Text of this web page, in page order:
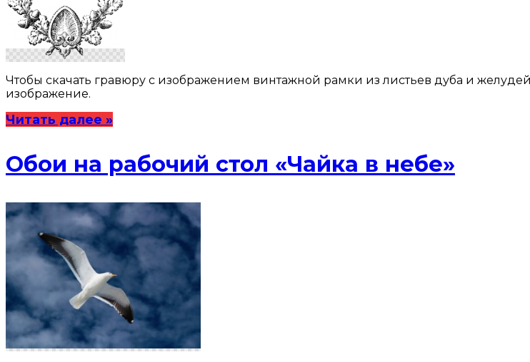
Чтобы скачать гравюру с изображением винтажной рамки из листьев дуба и
изображение.
Читать далее »
Обои на рабочий стол «Чайка в небе»